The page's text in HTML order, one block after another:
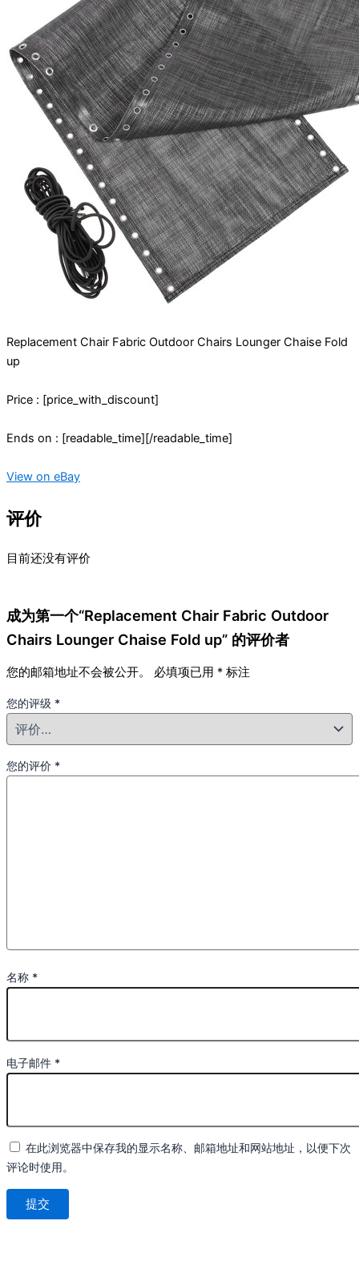
Replacement Chair Fabric Outdoor Chairs Lounger Chaise Fold
up
Price : [price_with_discount]
Ends on : [readable_time][/readable_time]
View on eBay
评价
目前还没有评价
成为第一个“Replacement Chair Fabric Outdoor
Chairs Lounger Chaise Fold up” 的评价者
您的邮箱地址不会被公开。 必填项已用 * 标注
您的评级 *
您的评价 *
名称 *
电子邮件 *
在此浏览器中保存我的显示名称、邮箱地址和网站地址，以便下次
评论时使用。